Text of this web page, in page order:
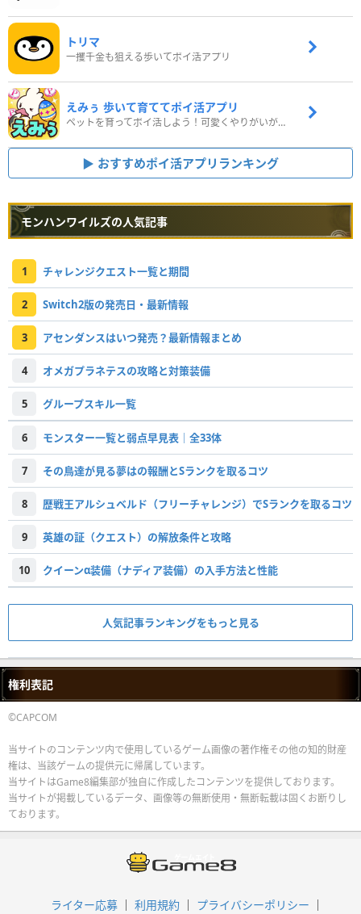
トリマ
一攫千金も狙える歩いてポイ活アプリ
えみぅ 歩いて育ててポイ活アプリ
ペットを育ってポイ活しよう！可愛くやりがいがある新感覚アプリ
おすすめポイ活アプリランキング
モンハンワイルズの人気記事
1 チャレンジクエスト一覧と期間
2 Switch2版の発売日・最新情報
3 アセンダンスはいつ発売？最新情報まとめ
4 オメガプラネテスの攻略と対策装備
5 グループスキル一覧
6 モンスター一覧と弱点早見表｜全33体
7 その鳥達が見る夢はの報酬とSランクを取るコツ
8 歴戦王アルシュベルド（フリーチャレンジ）でSランクを取るコツ
9 英雄の証（クエスト）の解放条件と攻略
10 クイーンα装備（ナディア装備）の入手方法と性能
人気記事ランキングをもっと見る
権利表記
©CAPCOM
当サイトのコンテンツ内で使用しているゲーム画像の著作権その他の知的財産
権は、当該ゲームの提供元に帰属しています。
当サイトはGame8編集部が独自に作成したコンテンツを提供しております。
当サイトが掲載しているデータ、画像等の無断使用・無断転載は固くお断りし
ております。
ライター応募 利用規約
プライバシーポリシー